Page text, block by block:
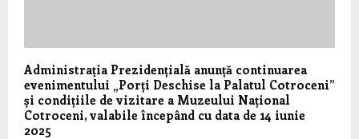
Administrația Prezidențială anunță continuarea
evenimentului „Porți Deschise la Palatul Cotroceni”
și condițiile de vizitare a Muzeului Național
Cotroceni, valabile începând cu data de 14 iunie
2025